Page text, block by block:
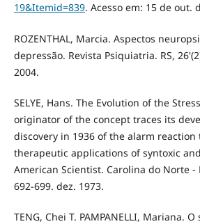
19&Itemid=839. Acesso em: 15 de out.
ROZENTHAL, Marcia. Aspectos
depressão. Revista Psiquiatria. RS,
2004.
SELYE, Hans. The Evolution of the
originator of the concept traces its
discovery in 1936 of the alarm reaction
therapeutic applications of syntoxic
American Scientist. Carolina do Norte -
692-699. dez. 1973.
TENG, Chei T. PAMPANELLI, Mariana.